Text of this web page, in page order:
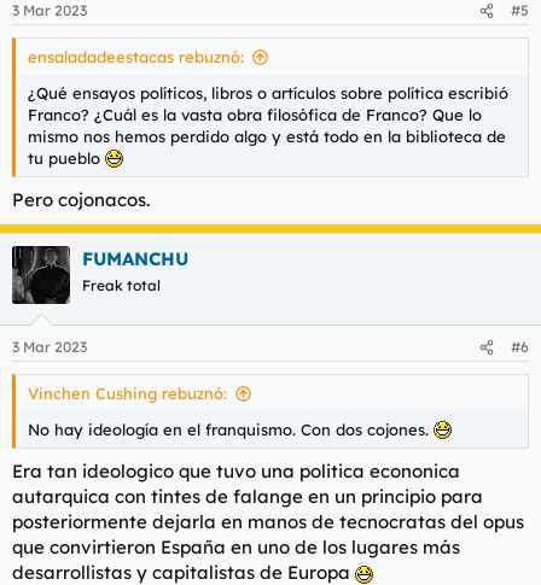
e
s
3 Mar 2023 #5
ensaladadeestacas rebuznó:
¿Qué ensayos políticos, libros o artículos sobre política escribió
Franco? ¿Cuál es la vasta obra filosófica de Franco? Que lo
mismo nos hemos perdido algo y está todo en la biblioteca de
tu pueblo
Pero cojonacos.
FUMANCHU
Freak total
3 Mar 2023 #6
Vinchen Cushing rebuznó:
No hay ideología en el franquismo. Con dos cojones.
Era tan ideologico que tuvo una politica econonica
autarquica con tintes de falange en un principio para
posteriormente dejarla en manos de tecnocratas del opus
que convirtieron España en uno de los lugares más
desarrollistas y capitalistas de Europa